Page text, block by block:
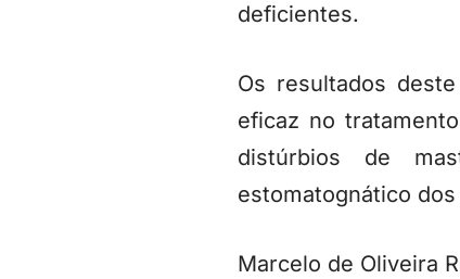
deficientes.
Os resultados
eficaz no
distúrbios de
estomatognático
Marcelo de Oliveira